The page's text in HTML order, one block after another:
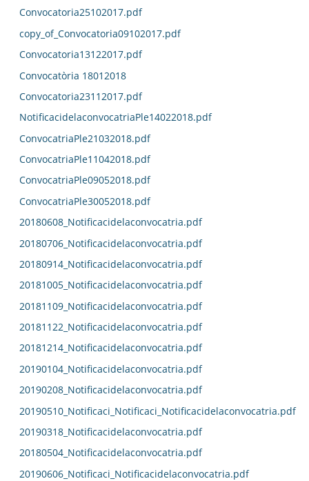
Convocatoria25102017.pdf
copy_of_Convocatoria09102017.pdf
Convocatoria13122017.pdf
Convocatòria 18012018
Convocatoria23112017.pdf
NotificacidelaconvocatriaPle14022018.pdf
ConvocatriaPle21032018.pdf
ConvocatriaPle11042018.pdf
ConvocatriaPle09052018.pdf
ConvocatriaPle30052018.pdf
20180608_Notificacidelaconvocatria.pdf
20180706_Notificacidelaconvocatria.pdf
20180914_Notificacidelaconvocatria.pdf
20181005_Notificacidelaconvocatria.pdf
20181109_Notificacidelaconvocatria.pdf
20181122_Notificacidelaconvocatria.pdf
20181214_Notificacidelaconvocatria.pdf
20190104_Notificacidelaconvocatria.pdf
20190208_Notificacidelaconvocatria.pdf
20190510_Notificaci_Notificaci_Notificacidelaconvocatria.pdf
20190318_Notificacidelaconvocatria.pdf
20180504_Notificacidelaconvocatria.pdf
20190606_Notificaci_Notificacidelaconvocatria.pdf